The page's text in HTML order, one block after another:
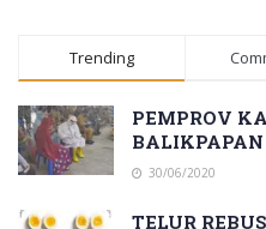
Trending
PEMPROV
30/06/2020
TELUR